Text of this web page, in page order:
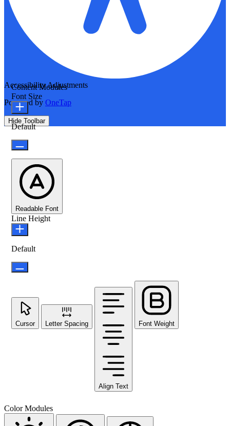
Accessibility Adjustments
Powered by OneTap
Hide Toolbar
Content Modules
Font Size
Default
Readable Font
Line Height
Default
Cursor Letter Spacing
Align Text
Font Weight
Color Modules